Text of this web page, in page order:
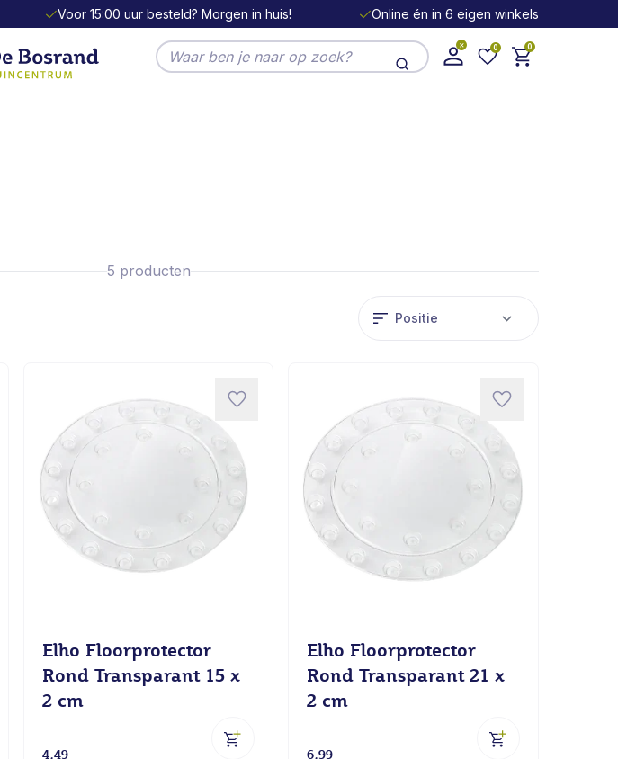
Voor 15:00 uur besteld? Morgen in huis! Online én in 6 eigen winkels
Doorzoek de hele winkel 0 0
5 producten
Elho Floorprotector
Rond Transparant 15 x
2 cm
4,49
Elho Floorprotector
Rond Transparant 21 x
2 cm
6,99